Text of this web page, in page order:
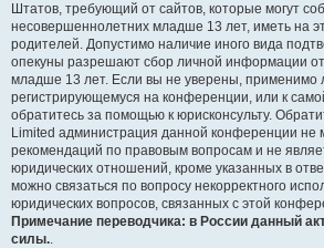
Штатов, требующий от сайтов, которые могут
несовершеннолетних младше 13 лет, иметь на
родителей. Допустимо наличие иного вида
опекуны разрешают сбор личной информации
младше 13 лет. Если вы не уверены, применимо
регистрирующемуся на конференции, или к
обратитесь за помощью к юрисконсульту.
Limited администрация данной конференции не
рекомендаций по правовым вопросам и не
юридических отношений, кроме указанных в
можно связаться по вопросу некорректного
юридических вопросов, связанных с этой
Примечание переводчика: в России данный
силы..